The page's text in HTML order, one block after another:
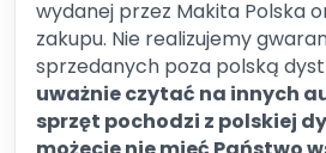
wydanej przez Makita Polska
zakupu. Nie realizujemy
sprzedanych poza polską
uważnie czytać na innych
sprzęt pochodzi z polskiej